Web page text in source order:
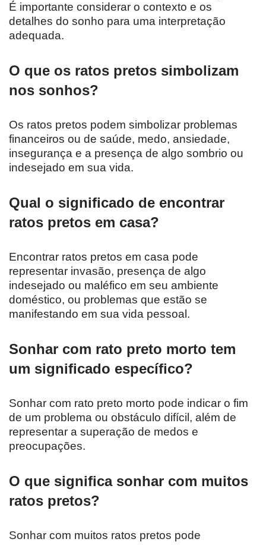
É importante considerar o contexto e os
detalhes do sonho para uma interpretação
adequada.
O que os ratos pretos simbolizam
nos sonhos?
Os ratos pretos podem simbolizar problemas
financeiros ou de saúde, medo, ansiedade,
insegurança e a presença de algo sombrio ou
indesejado em sua vida.
Qual o significado de encontrar
ratos pretos em casa?
Encontrar ratos pretos em casa pode
representar invasão, presença de algo
indesejado ou maléfico em seu ambiente
doméstico, ou problemas que estão se
manifestando em sua vida pessoal.
Sonhar com rato preto morto tem
um significado específico?
Sonhar com rato preto morto pode indicar o fim
de um problema ou obstáculo difícil, além de
representar a superação de medos e
preocupações.
O que significa sonhar com muitos
ratos pretos?
Sonhar com muitos ratos pretos pode